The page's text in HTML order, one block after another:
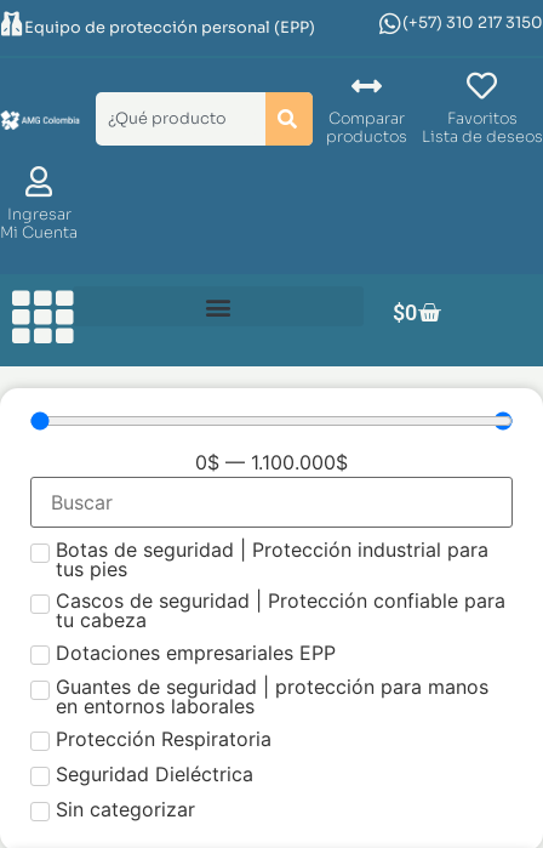
Equipo de protección personal (EPP) (+57) 310 217 3150
Comparar
productos
Favoritos
Lista de deseos
Ingresar
Mi Cuenta
$0
0$ — 1.100.000$
Botas de seguridad | Protección industrial para
tus pies
Cascos de seguridad | Protección confiable para
tu cabeza
Dotaciones empresariales EPP
Guantes de seguridad | protección para manos
en entornos laborales
Protección Respiratoria
Seguridad Dieléctrica
Sin categorizar